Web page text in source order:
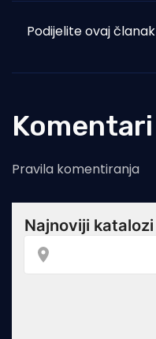
Podijelite ovaj članak
Komentari
Pravila komentiranja